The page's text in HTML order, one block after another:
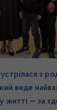
з
веде
— за